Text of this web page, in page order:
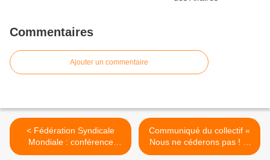
Commentaires
Ajouter un commentaire
< Fédération Syndicale
Mondiale : conférence
internationale des retraités
Communiqué du collectif «
Nous ne céderons pas ! »:
ET SIX MOIS DE PLUS ! >